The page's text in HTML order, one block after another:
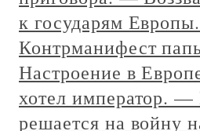
к государям
Контрманифест
Настроение в
хотел император.
решается на войну